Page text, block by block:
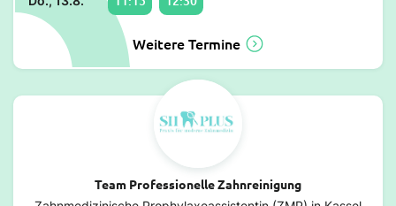
Weitere Termine
Team Professionelle Zahnreinigung